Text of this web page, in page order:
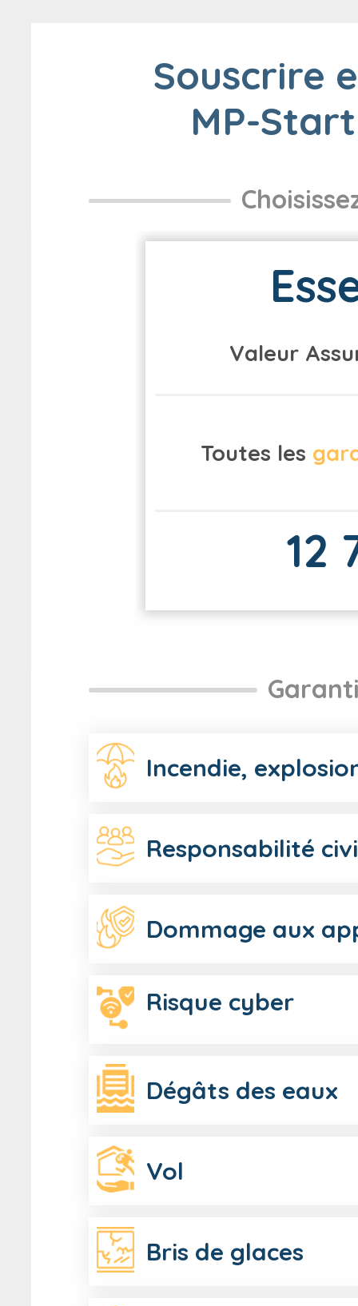
Souscrire
MP-
Valeur
Toutes les
12
Incendie,
Responsabilité
Dommage aux
Risque cyber
Dégâts des eaux
Vol
Bris de glaces